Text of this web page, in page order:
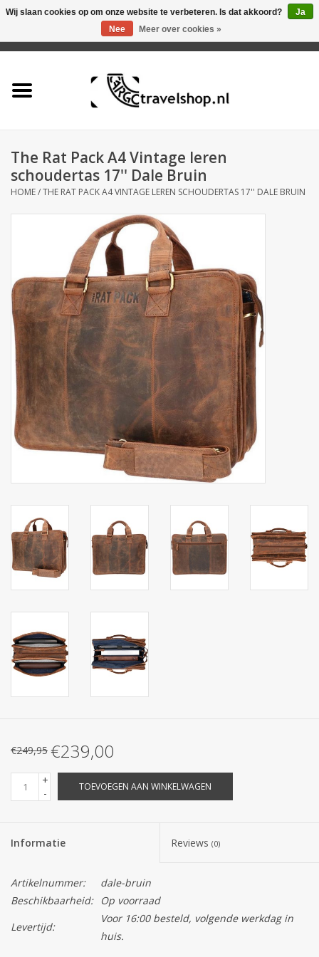
Tas
Rugtas
Business
Secrid portemonnee
Merken
The Rat Pack A4 Vintage leren
schoudertas 17'' Dale Bruin
HOME/THE RAT PACK A4 VINTAGE LEREN SCHOUDERTAS 17'' DALE BRUIN
€249,95 €239,00
+
-
TOEVOEGEN AAN WINKELWAGEN
Informatie Reviews (0)
Artikelnummer:
dale-bruin
Beschikbaarheid:
Op voorraad
Levertijd:
Voor 16:00 besteld, volgende werkdag in
huis.
Wij slaan cookies op om onze website te verbeteren. Is dat akkoord?
Ja
Nee
Meer over cookies »